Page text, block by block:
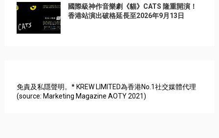
國際級神作音樂劇《貓》CATS 隆重開演！
香港站演出破格延長至2026年9月13日
免責及私隱聲明。* KREW LIMITED為香港No.1社交媒體代理
(source: Marketing Magazine AOTY 2021)